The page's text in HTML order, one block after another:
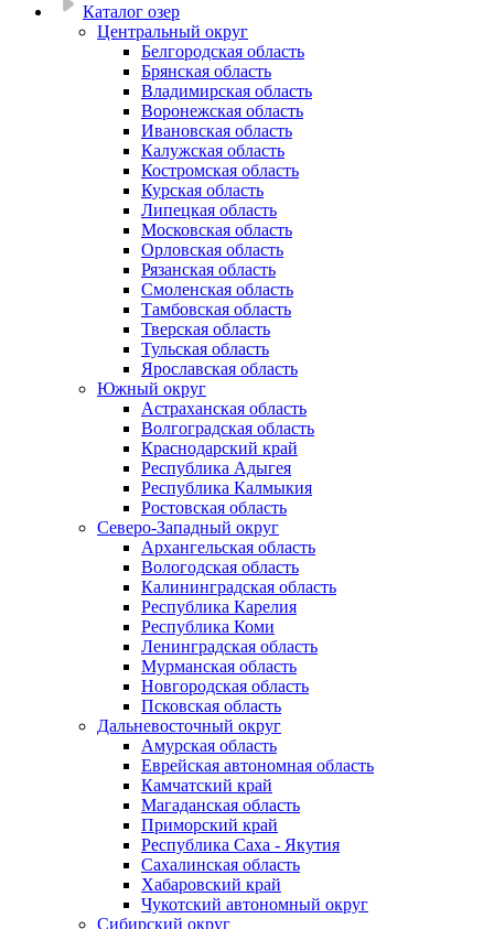
Каталог озер
Центральный округ
Белгородская область
Брянская область
Владимирская область
Воронежская область
Ивановская область
Калужская область
Костромская область
Курская область
Липецкая область
Московская область
Орловская область
Рязанская область
Смоленская область
Тамбовская область
Тверская область
Тульская область
Ярославская область
Южный округ
Астраханская область
Волгоградская область
Краснодарский край
Республика Адыгея
Республика Калмыкия
Ростовская область
Северо-Западный округ
Архангельская область
Вологодская область
Калининградская область
Республика Карелия
Республика Коми
Ленинградская область
Мурманская область
Новгородская область
Псковская область
Дальневосточный округ
Амурская область
Еврейская автономная область
Камчатский край
Магаданская область
Приморский край
Республика Саха - Якутия
Сахалинская область
Хабаровский край
Чукотский автономный округ
Сибирский округ